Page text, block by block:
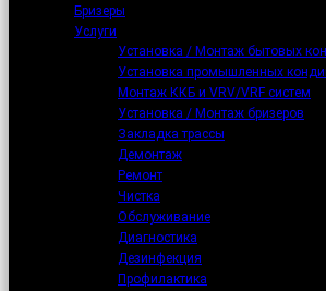
Бризеры
Услуги
Установка / Монтаж бытовых
Установка промышленных
Монтаж ККБ и VRV/VRF систем
Установка / Монтаж бризеров
Закладка трассы
Демонтаж
Ремонт
Чистка
Обслуживание
Диагностика
Дезинфекция
Профилактика